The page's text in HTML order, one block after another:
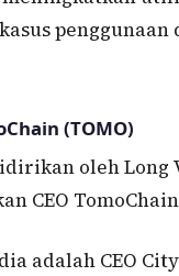
penggunaan
(TOMO)
oleh Long
CEO
adalah CEO